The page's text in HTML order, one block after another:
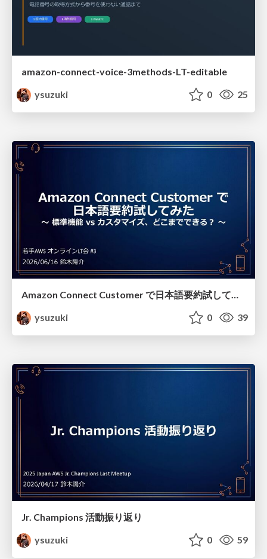
amazon-connect-voice-3methods-LT-editable
ysuzuki
0 25
Amazon Connect Customer で 日本語要約試してみた 〜 標準機能 vs カスタマイズ、どこまでできる？ 〜
ysuzuki
0 39
Jr. Champions 活動振り返り
ysuzuki
0 59